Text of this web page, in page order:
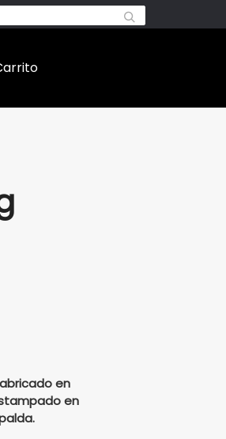
en
en